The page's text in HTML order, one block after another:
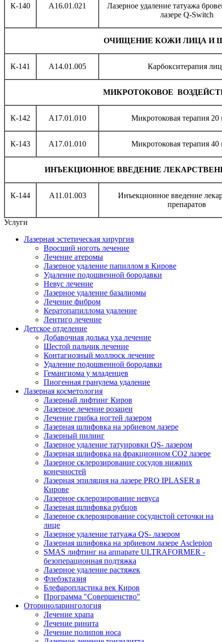
К-140 A16.01.021
Лазерное удаление татуажа
лазере Q-Switch
ОЧИЩЕНИЕ КОЖИ ЛИЦА И
К-141 A14.01.005 Карбокситерапия
МИКРОТОКОВОЕ
К-142 A17.01.010 Микротоковая терапия 20
К-143 A17.01.010 Микротоковая терапия 40
ИНЪЕКЦИОННОЕ ВВЕДЕНИЕ
К-144 A11.01.003
Инъекционное введение
препаратов
Услуги
Лазерная эстетическая хирургия
Вросший ноготь лечение
Лечение атеромы
Лазерное удаление папиллом в Кирове
Удаление подошвенной бородавки
Невус лечение
Лазерное удаление базалиомы
Лечение фибром
Кератопапиллома удаление
Лентиго лечение
Детское отделение
Добавочная долька уха лечение
Шестой пальчик лечение
Контагиозный моллюск лечение
Удаление подошвенной бородавки
Гемангиома у младенцев
Пиогенная гранулема удаление
Лазерная косметология
Лазерный лифтинг Киров
Лазерное лечение розацеи
Лечение грибка ногтей лазером
Лазерная шлифовка на эрбиевом лазере
Лазерный пилинг
Лазерное удаление татуировки QS- лазером
Лазерная шлифовка на фракционном СО2 лазере
Лазерное склерозирование сосудов нижних
конечностей
Лазерная эпиляция на лазере PRO IPLASER в
Кирове
Лазерное склерозирование невуса
Лазерная шлифовка рубцов
Лазерное склерозирование сосудистой сеточки на
лице
Лазерное удаление татуажа QS- лазером
Лазерная шлифовка на эрбиевом лазере Asclepion
SMAS лифтинг на аппарате ULTRAFORMER -
безоперационная подтяжка
Лазерное удаление растяжек
Флебэктазия
Блефаропластика век Киров
Программа "Совершенство"
Оториноларингология
Лечение храпа
Лечение ринита
Лечение полипов носа